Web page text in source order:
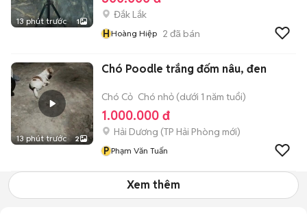
13 phút trước 1
Đắk Lắk
HHoàng Hiệp 2 đã bán
13 phút trước 2
Chó Poodle trắng đốm nâu, đen
Chó Cỏ Chó nhỏ (dưới 1 năm tuổi)
1.000.000 đ
Hải Dương (TP Hải Phòng mới)
P Phạm Văn Tuấn
Xem thêm